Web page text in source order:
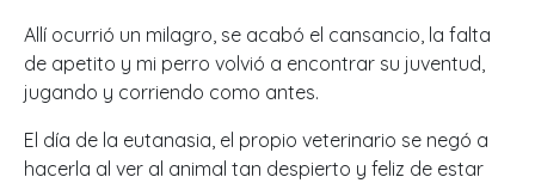
Allí ocurrió un milagro, se acabó el cansancio, la falta
de apetito y mi perro volvió a encontrar su juventud,
jugando y corriendo como antes.
El día de la eutanasia, el propio veterinario se negó a
hacerla al ver al animal tan despierto y feliz de estar